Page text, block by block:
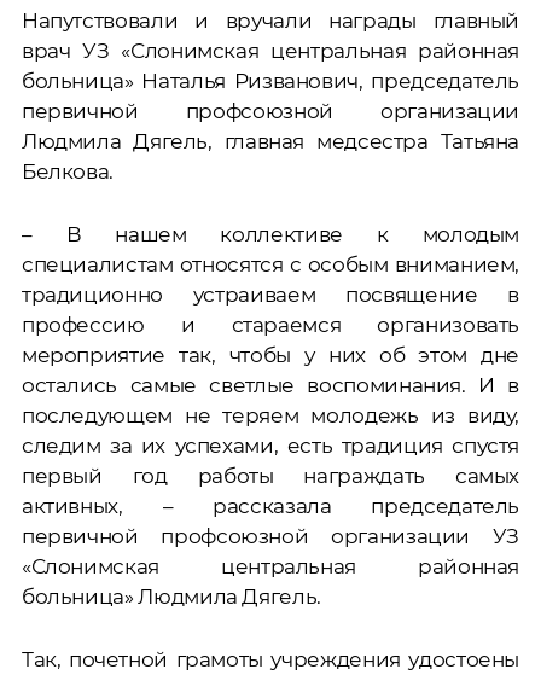
Напутствовали и вручали награды главный
врач УЗ «Слонимская центральная районная
больница» Наталья Ризванович, председатель
первичной профсоюзной организации
Людмила Дягель, главная медсестра Татьяна
Белкова.
– В нашем коллективе к молодым
специалистам относятся с особым вниманием,
традиционно устраиваем посвящение в
профессию и стараемся организовать
мероприятие так, чтобы у них об этом дне
остались самые светлые воспоминания. И в
последующем не теряем молодежь из виду,
следим за их успехами, есть традиция спустя
первый год работы награждать самых
активных, – рассказала председатель
первичной профсоюзной организации УЗ
«Слонимская центральная районная
больница» Людмила Дягель.
Так, почетной грамоты учреждения удостоены